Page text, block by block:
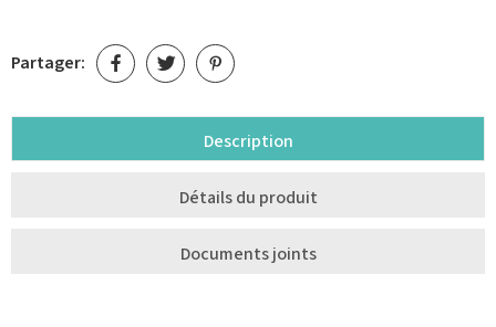
Partager:
Description
Détails du produit
Documents joints